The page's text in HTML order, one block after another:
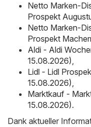
Netto Marken-
Prospekt
Netto Marken-
Prospekt
Aldi - Aldi
15.08.2026),
Lidl - Lidl
15.08.2026),
Marktkauf -
15.08.2026).
Dank aktueller